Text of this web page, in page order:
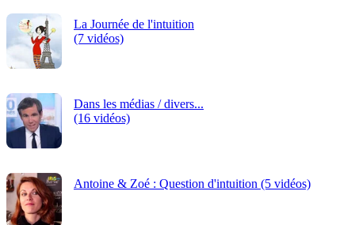
La Journée de l'intuition
(7 vidéos)
Dans les médias / divers...
(16 vidéos)
Antoine & Zoé : Question d'intuition (5 vidéos)